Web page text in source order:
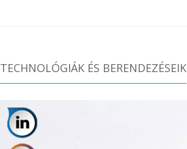
TECHNOLÓGIÁK ÉS BERENDEZÉSEIK